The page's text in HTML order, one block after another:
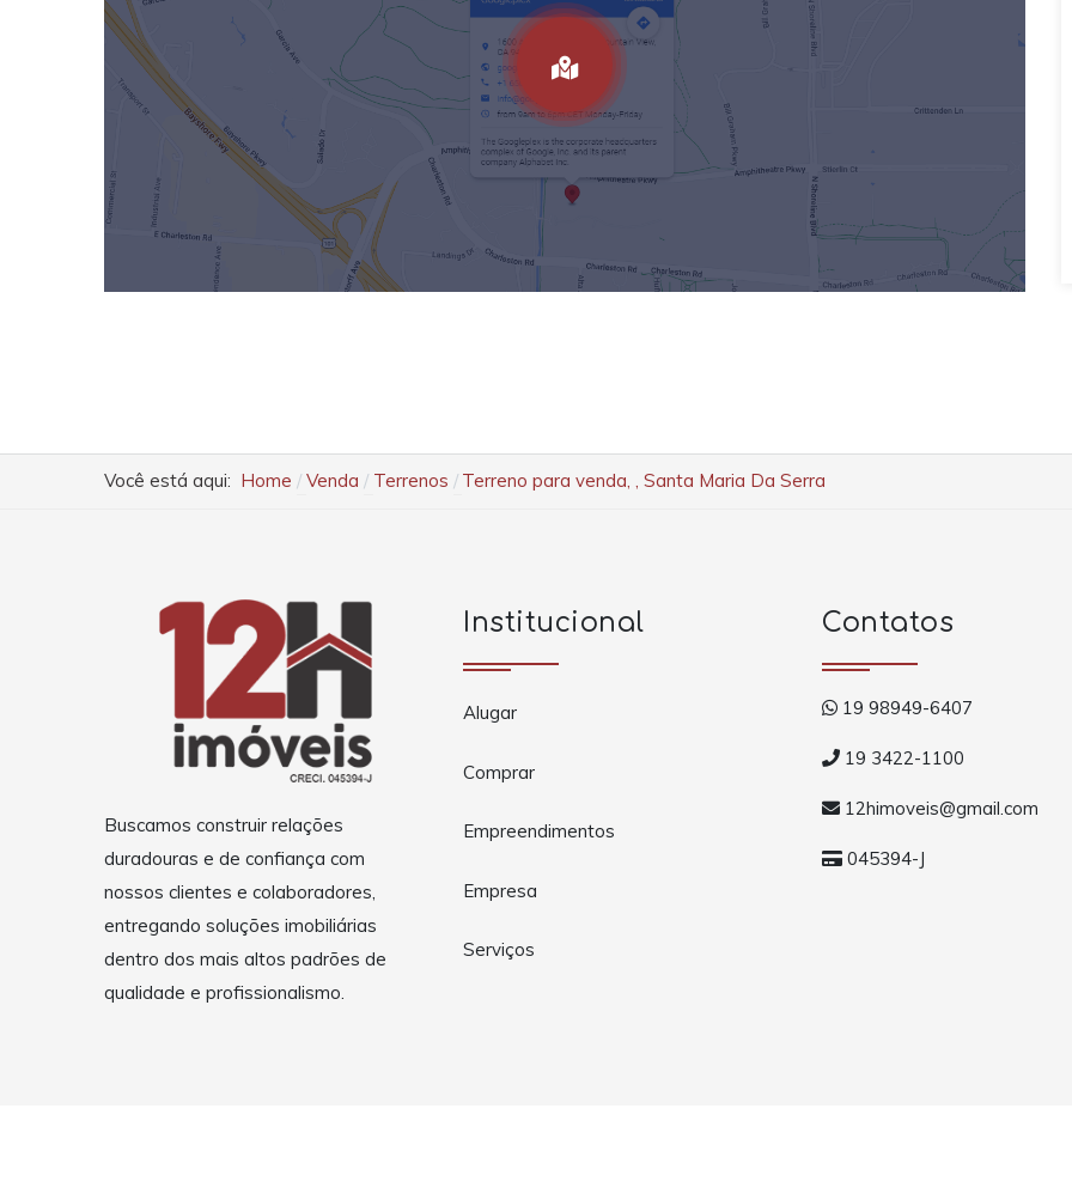
Você está aqui: Home Venda Terrenos Terreno para venda, , Santa Maria Da Serra
Buscamos construir relações
duradouras e de confiança com
nossos clientes e colaboradores,
entregando soluções imobiliárias
dentro dos mais altos padrões de
qualidade e profissionalismo.
Institucional
Alugar
Comprar
Empreendimentos
Empresa
Serviços
Contatos
19 98949-6407
19 3422-1100
12himoveis@gmail.com
045394-J